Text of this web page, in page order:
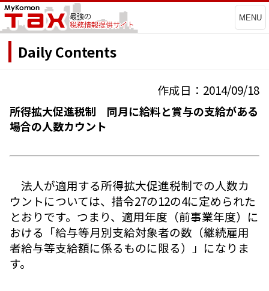
MENU
Daily Contents
作成日：2014/09/18
所得拡大促進税制 同月に給料と賞与の支給がある
場合の人数カウント
法人が適用する所得拡大促進税制での人数カ
ウントについては、措令27の12の4に定められた
とおりです。つまり、適用年度（前事業年度）に
おける「給与等月別支給対象者の数（継続雇用
者給与等支給額に係るものに限る）」になりま
す。